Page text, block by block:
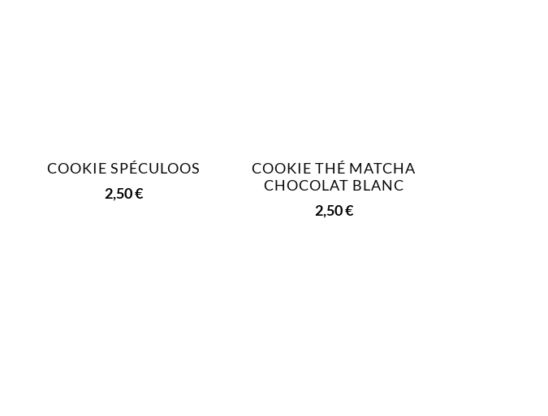
COOKIE SPÉCULOOS
2,50€
COOKIE THÉ MATCHA
CHOCOLAT BLANC
2,50€